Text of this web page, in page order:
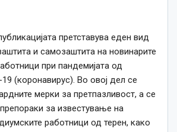
претставува еден вид
и самозаштита на новинарите
при пандемијата од
(коронавирус). Во овој дел се
мерки за претпазливост, а се
за известување на
работници од терен, како